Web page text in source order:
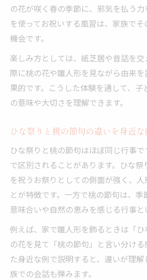
の花が咲く春の季節に、邪気を払う
を使ってお祝いする風習は、家族で
機会です。
楽しみ方としては、紙芝居や昔話を交
際に桃の花や雛人形を見ながら由来
果的です。こうした体験を通して、子
の意味や大切さを理解できます。
ひな祭りと桃の節句の違いを身近
ひな祭りと桃の節句はほぼ同じ行事
で区別されることがあります。ひな
を祝うお祭りとしての側面が強く、人
とが特徴です。一方で桃の節句は、
意味合いや自然の恵みを感じる行事と
例えば、家で雛人形を飾るときは「
の花を見て「桃の節句」と言い分ける
た身近な例で説明すると、違いが理解
族での会話も弾みます。